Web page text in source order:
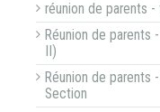
réunion de parents
Réunion de parents
II)
Réunion de parents
Section